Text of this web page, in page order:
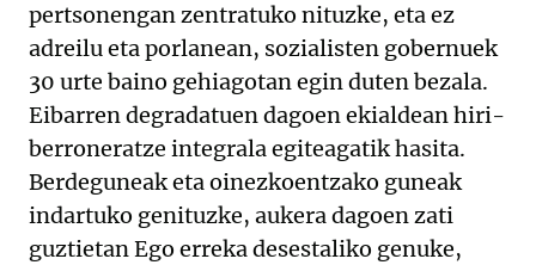
pertsonengan zentratuko nituzke, eta ez
adreilu eta porlanean, sozialisten gobernuek
30 urte baino gehiagotan egin duten bezala.
Eibarren degradatuen dagoen ekialdean hiri-
berroneratze integrala egiteagatik hasita.
Berdeguneak eta oinezkoentzako guneak
indartuko genituzke, aukera dagoen zati
guztietan Ego erreka desestaliko genuke,